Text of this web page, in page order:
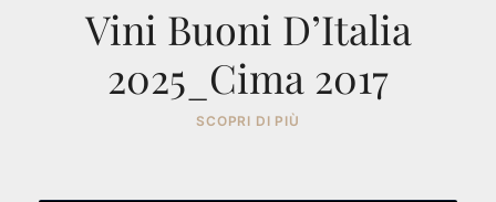
Vini Buoni D’Italia
2025_Cima 2017
SCOPRI DI PIÙ